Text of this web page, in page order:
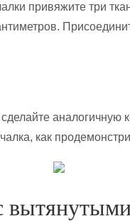
привяжите три
аналогичную
как